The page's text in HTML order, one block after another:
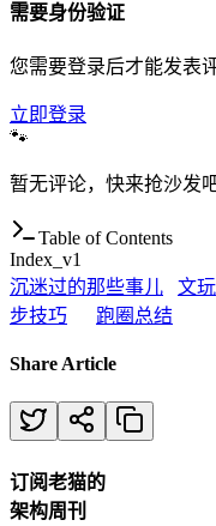
需要身份验证
您需要登录后才能发表
立即登录
🐾
暂无评论，快来抢沙发吧
Table of Contents
Index_v1
沉迷过的那些事儿
文玩
步技巧
跑圈 总结
Share Article
订阅老猫的
架构周刊